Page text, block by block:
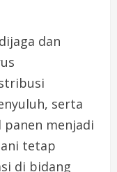
dan
serta
menjadi
tetap
di bidang